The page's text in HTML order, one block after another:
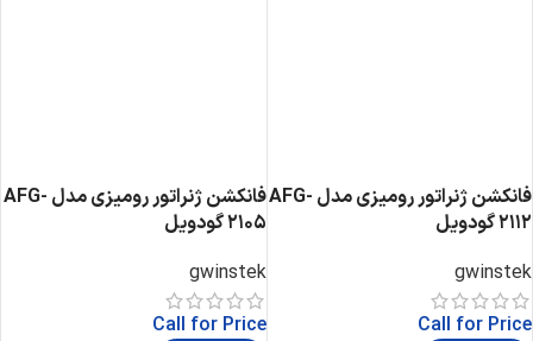
فانکشن ژنراتور رومیزی مدل AFG-
2112 گودویل
gwinstek
Call for Price
فانکشن ژنراتور رومیزی مدل AFG-
2105 گودویل
gwinstek
Call for Price